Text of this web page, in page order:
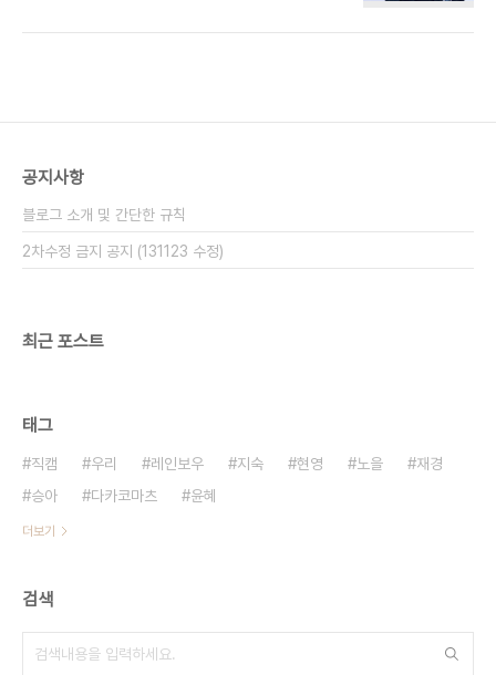
공지사항
블로그 소개 및 간단한 규칙
2차수정 금지 공지 (131123 수정)
최근 포스트
태그
직캠 우리 레인보우 지숙 현영 노을
재경
승아
다카코마츠 윤혜
더보기
검색